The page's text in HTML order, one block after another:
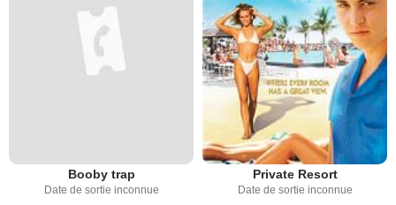
Booby trap
Date de sortie inconnue
Private Resort
Date de sortie inconnue